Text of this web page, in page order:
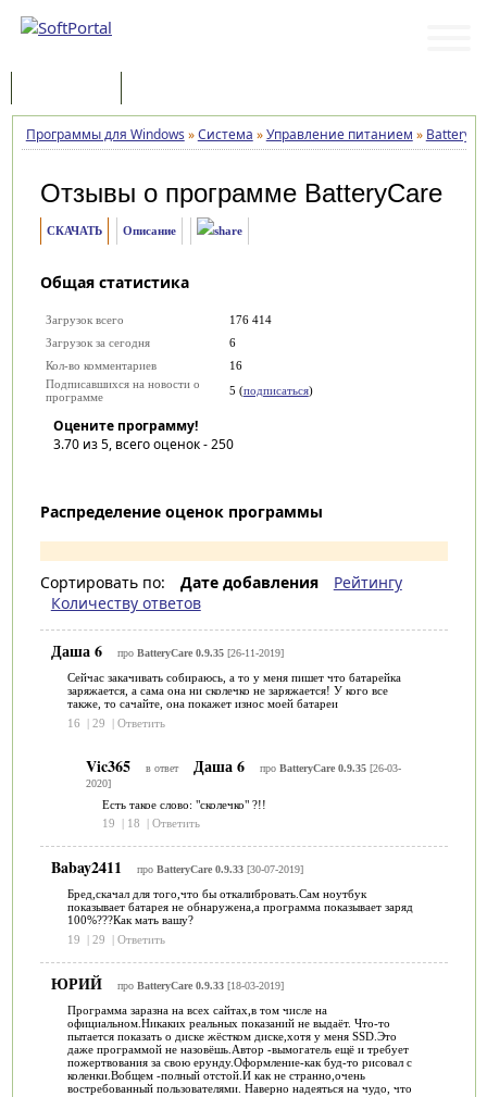
Программы для Windows »Система »Управление питанием »
Отзывы о программе BatteryCare
СКАЧАТЬ Описание
Общая статистика
Загрузок всего
176 414
Загрузок за сегодня
6
Кол-во комментариев
16
Подписавшихся на новости о
программе
5 (подписаться)
Оцените программу!
3.70из 5, всего оценок -250
Распределение оценок программы
Сортировать по: Дате добавления
Рейтингу
Количеству ответов
Даша 6 про BatteryCare 0.9.35[26-11-2019]
Сейчас закачивать собираюсь, а то у меня пишет что батарейка
заряжается, а сама она ни сколечко не заряжается! У кого все
также, то сачайте, она покажет износ моей батареи
16
| 29 | Ответить
Vic365 в ответ Даша 6 про BatteryCare 0.9.35[26-03-
2020]
Есть такое слово: "сколечко" ?!!
19
| 18 | Ответить
Babay2411 про BatteryCare 0.9.33[30-07-2019]
Бред,скачал для того,что бы откалибровать.Сам ноутбук
показывает батарея не обнаружена,а программа показывает заряд
100%???Как мать вашу?
19
| 29 | Ответить
ЮРИЙ про BatteryCare 0.9.33[18-03-2019]
Программа заразна на всех сайтах,в том числе на
официальном.Никаких реальных показаний не выдаёт. Что-то
пытается показать о диске жёстком диске,хотя у меня SSD.Это
даже программой не назовёшь.Автор -вымогатель ещё и требует
пожертвования за свою ерунду.Оформление-как буд-то рисовал с
коленки.Вобщем -полный отстой.И как не странно,очень
востребованный пользователями. Наверно надеяться на чудо, что